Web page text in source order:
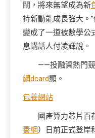
闊，將來無望成為新
持新動能成長強大。
變成了一道被數學公
息講話人付凌輝說。
——投融資熱門
網dcard顯。
包養網站
國產算力芯片百
養網）日前正式登岸